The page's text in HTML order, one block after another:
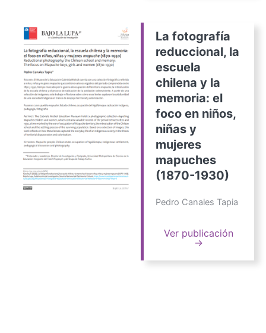
La fotografía
reduccional, la
escuela
chilena y la
memoria: el
foco en niños,
niñas y
mujeres
mapuches
(1870-1930)
Pedro Canales Tapia
Ver publicación
→